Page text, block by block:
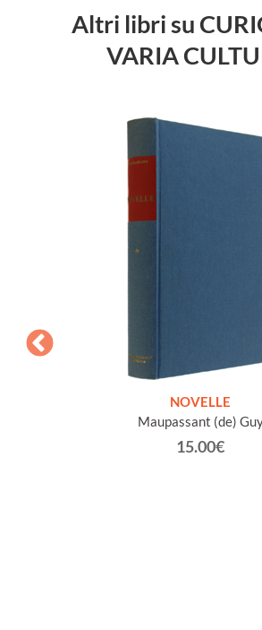
Altri libri su
VARIA
NOVELLE
Maupassant (de)
15.00€